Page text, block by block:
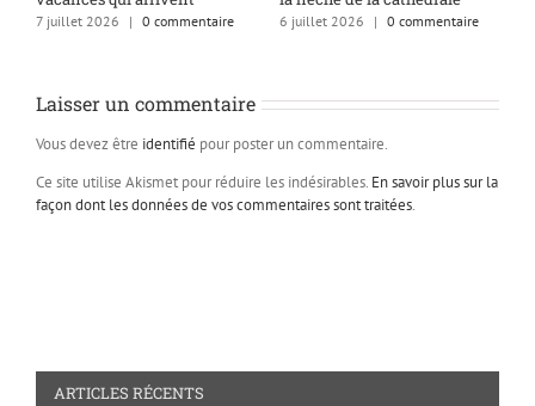
7 juillet 2026 | 0 commentaire 6 juillet 2026 | 0 commentaire
Laisser un commentaire
Vous devez être identifié pour poster un commentaire.
Ce site utilise Akismet pour réduire les indésirables. En savoir plus sur la
façon dont les données de vos commentaires sont traitées.
ARTICLES RÉCENTS